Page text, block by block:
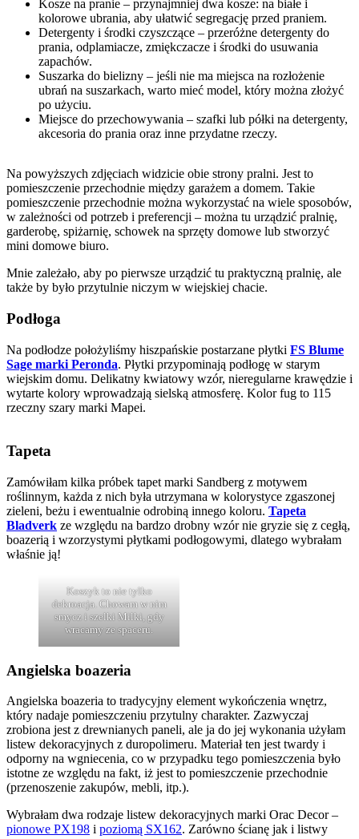
Kosze na pranie – przynajmniej dwa kosze: na białe i
kolorowe ubrania, aby ułatwić segregację przed praniem.
Detergenty i środki czyszczące – przeróżne detergenty do
prania, odplamiacze, zmiękczacze i środki do usuwania
zapachów.
Suszarka do bielizny – jeśli nie ma miejsca na rozłożenie
ubrań na suszarkach, warto mieć model, który można złożyć
po użyciu.
Miejsce do przechowywania – szafki lub półki na detergenty,
akcesoria do prania oraz inne przydatne rzeczy.
Na powyższych zdjęciach widzicie obie strony pralni. Jest to
pomieszczenie przechodnie między garażem a domem. Takie
pomieszczenie przechodnie można wykorzystać na wiele sposobów,
w zależności od potrzeb i preferencji – można tu urządzić pralnię,
garderobę, spiżarnię, schowek na sprzęty domowe lub stworzyć
mini domowe biuro.
Mnie zależało, aby po pierwsze urządzić tu praktyczną pralnię, ale
także by było przytulnie niczym w wiejskiej chacie.
Podłoga
Na podłodze położyliśmy hiszpańskie postarzane płytki FS Blume
Sage marki Peronda. Płytki przypominają podłogę w starym
wiejskim domu. Delikatny kwiatowy wzór, nieregularne krawędzie i
wytarte kolory wprowadzają sielską atmosferę. Kolor fug to 115
rzeczny szary marki Mapei.
Tapeta
Zamówiłam kilka próbek tapet marki Sandberg z motywem
roślinnym, każda z nich była utrzymana w kolorystyce zgaszonej
zieleni, beżu i ewentualnie odrobiną innego koloru. Tapeta
Bladverk ze względu na bardzo drobny wzór nie gryzie się z cegłą,
boazerią i wzorzystymi płytkami podłogowymi, dlatego wybrałam
właśnie ją!
Koszyk to nie tylko
dekroacja. Chowam w nim
smycz i szelki Milki, gdy
wracamy ze spaceru.
Angielska boazeria
Angielska boazeria to tradycyjny element wykończenia wnętrz,
który nadaje pomieszczeniu przytulny charakter. Zazwyczaj
zrobiona jest z drewnianych paneli, ale ja do jej wykonania użyłam
listew dekoracyjnych z duropolimeru. Materiał ten jest twardy i
odporny na wgniecenia, co w przypadku tego pomieszczenia było
istotne ze względu na fakt, iż jest to pomieszczenie przechodnie
(przenoszenie zakupów, mebli, itp.).
Wybrałam dwa rodzaje listew dekoracyjnych marki Orac Decor –
pionowe PX198 i poziomą SX162. Zarówno ścianę jak i listwy